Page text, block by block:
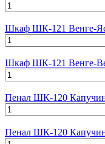
Шкаф ШК-121 Венге-
Шкаф ШК-121 Венге-
Пенал ШК-120
Пенал ШК-120